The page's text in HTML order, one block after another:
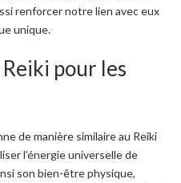
renforcer notre lien avec eux
unique.
pour les
de manière similaire au Reiki
l’énergie universelle de
son bien-être physique,